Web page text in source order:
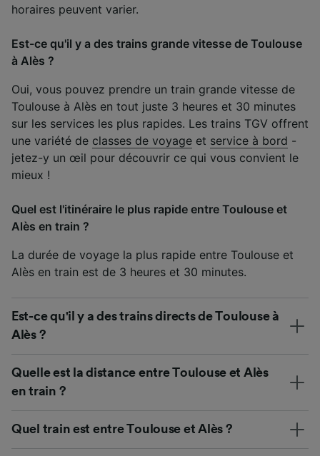
horaires peuvent varier.
Est-ce qu'il y a des trains grande vitesse de Toulouse
à Alès ?
Oui, vous pouvez prendre un train grande vitesse de
Toulouse à Alès en tout juste 3 heures et 30 minutes
sur les services les plus rapides. Les trains TGV offrent
une variété de classes de voyage et service à bord -
jetez-y un œil pour découvrir ce qui vous convient le
mieux !
Quel est l'itinéraire le plus rapide entre Toulouse et
Alès en train ?
La durée de voyage la plus rapide entre Toulouse et
Alès en train est de 3 heures et 30 minutes.
Est-ce qu'il y a des trains directs de Toulouse à
Alès ?
Quelle est la distance entre Toulouse et Alès
en train ?
Quel train est entre Toulouse et Alès ?